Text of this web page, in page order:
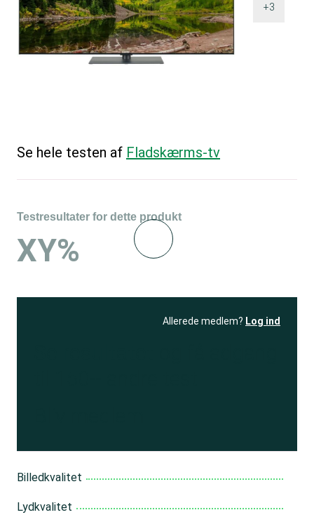
+3
Se hele testen af Fladskærms-tv
Testresultater for dette produkt
XY%
Allerede medlem? Log ind
Billedkvalitet
Lydkvalitet